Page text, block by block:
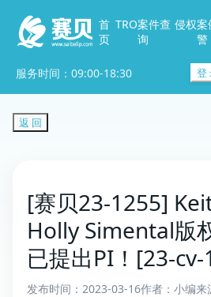
首
页
TRO案件查
询
侵权案
警
服务时间：09:00-18:30 登
返 回
[赛贝23-1255]
Holly Simental版
已提出PI！[23-
发布时间：2023-03-16作者：小编来